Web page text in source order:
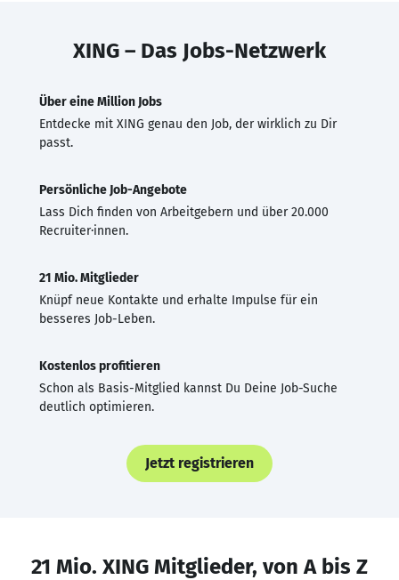
XING – Das Jobs-Netzwerk
Über eine Million Jobs
Entdecke mit XING genau den Job, der wirklich zu Dir
passt.
Persönliche Job-Angebote
Lass Dich finden von Arbeitgebern und über 20.000
Recruiter·innen.
21 Mio. Mitglieder
Knüpf neue Kontakte und erhalte Impulse für ein
besseres Job-Leben.
Kostenlos profitieren
Schon als Basis-Mitglied kannst Du Deine Job-Suche
deutlich optimieren.
Jetzt registrieren
21 Mio. XING Mitglieder, von A bis Z